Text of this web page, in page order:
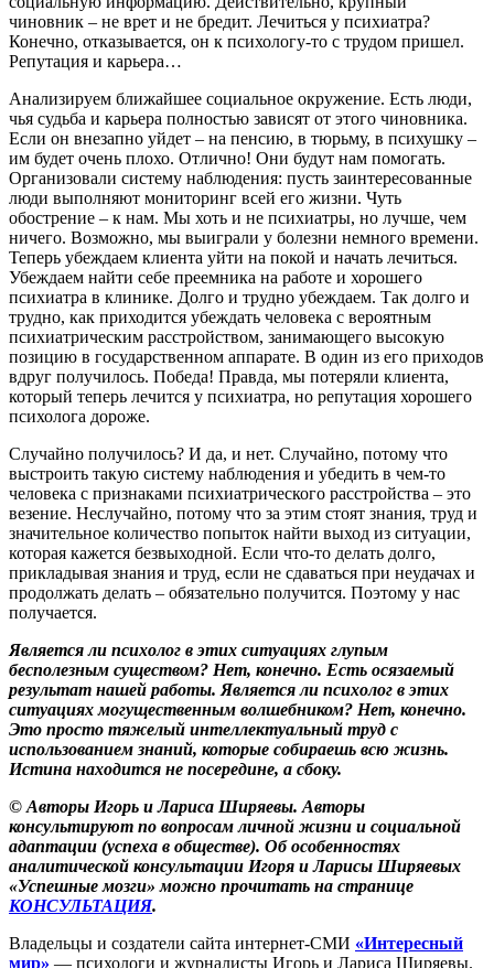
чиновник – не врет и не бредит. Лечиться у психиатра?
Конечно, отказывается, он к психологу-то с трудом пришел.
Репутация и карьера…
Анализируем ближайшее социальное окружение. Есть люди,
чья судьба и карьера полностью зависят от этого чиновника.
Если он внезапно уйдет – на пенсию, в тюрьму, в психушку –
им будет очень плохо. Отлично! Они будут нам помогать.
Организовали систему наблюдения: пусть заинтересованные
люди выполняют мониторинг всей его жизни. Чуть
обострение – к нам. Мы хоть и не психиатры, но лучше, чем
ничего. Возможно, мы выиграли у болезни немного времени.
Теперь убеждаем клиента уйти на покой и начать лечиться.
Убеждаем найти себе преемника на работе и хорошего
психиатра в клинике. Долго и трудно убеждаем. Так долго и
трудно, как приходится убеждать человека с вероятным
психиатрическим расстройством, занимающего высокую
позицию в государственном аппарате. В один из его приходов
вдруг получилось. Победа! Правда, мы потеряли клиента,
который теперь лечится у психиатра, но репутация хорошего
психолога дороже.
Случайно получилось? И да, и нет. Случайно, потому что
выстроить такую систему наблюдения и убедить в чем-то
человека с признаками психиатрического расстройства – это
везение. Неслучайно, потому что за этим стоят знания, труд и
значительное количество попыток найти выход из ситуации,
которая кажется безвыходной. Если что-то делать долго,
прикладывая знания и труд, если не сдаваться при неудачах и
продолжать делать – обязательно получится. Поэтому у нас
получается.
Является ли психолог в этих ситуациях глупым
бесполезным существом? Нет, конечно. Есть осязаемый
результат нашей работы. Является ли психолог в этих
ситуациях могущественным волшебником? Нет, конечно.
Это просто тяжелый интеллектуальный труд с
использованием знаний, которые собираешь всю жизнь.
Истина находится не посередине, а сбоку.
© Авторы Игорь и Лариса Ширяевы. Авторы
консультируют по вопросам личной жизни и социальной
адаптации (успеха в обществе). Об особенностях
аналитической консультации Игоря и Ларисы Ширяевых
«Успешные мозги» можно прочитать на странице
КОНСУЛЬТАЦИЯ.
Владельцы и создатели сайта интернет-СМИ «Интересный
мир» — психологи и журналисты Игорь и Лариса Ширяевы.